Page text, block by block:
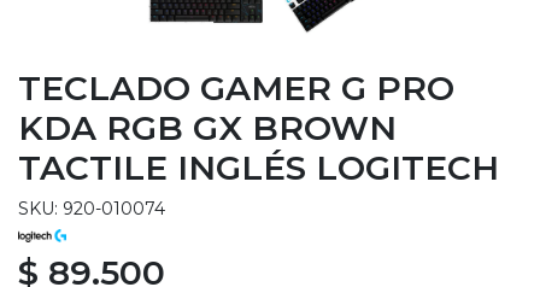
TECLADO GAMER G PRO
KDA RGB GX BROWN
TACTILE INGLÉS LOGITECH
SKU: 920-010074
$ 89.500